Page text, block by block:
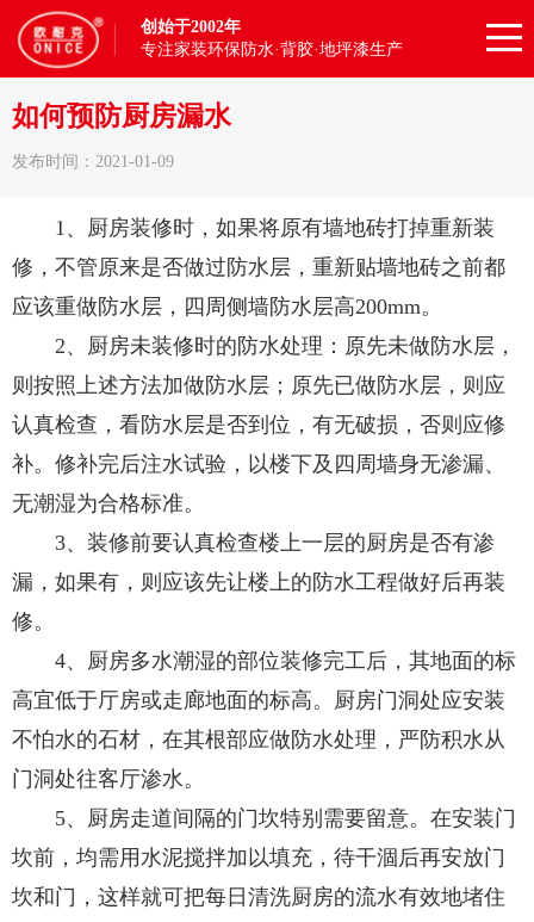
创始于2002年
专注家装环保防水·背胶·地坪漆生产
如何预防厨房漏水
发布时间：2021-01-09
1、厨房装修时，如果将原有墙地砖打掉重新装
修，不管原来是否做过防水层，重新贴墙地砖之前都
应该重做防水层，四周侧墙防水层高200mm。
2、厨房未装修时的防水处理：原先未做防水层，
则按照上述方法加做防水层；原先已做防水层，则应
认真检查，看防水层是否到位，有无破损，否则应修
补。修补完后注水试验，以楼下及四周墙身无渗漏、
无潮湿为合格标准。
3、装修前要认真检查楼上一层的厨房是否有渗
漏，如果有，则应该先让楼上的防水工程做好后再装
修。
4、厨房多水潮湿的部位装修完工后，其地面的标
高宜低于厅房或走廊地面的标高。厨房门洞处应安装
不怕水的石材，在其根部应做防水处理，严防积水从
门洞处往客厅渗水。
5、厨房走道间隔的门坎特别需要留意。在安装门
坎前，均需用水泥搅拌加以填充，待干涸后再安放门
坎和门，这样就可把每日清洗厨房的流水有效地堵住